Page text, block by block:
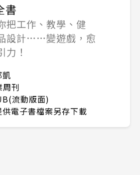
書
把工作、教學、健
設計……變遊戲，愈
力！
凱
周刊
流動版面)
供電子書檔案另存下載